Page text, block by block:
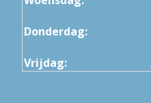
Donderdag:
Vrijdag: